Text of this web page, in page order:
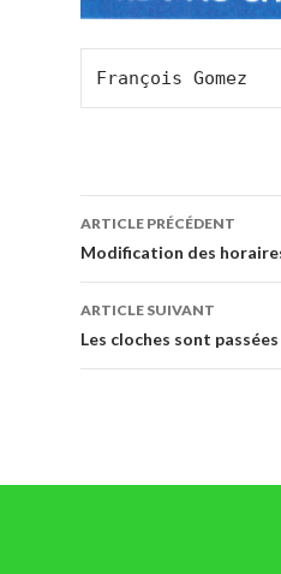
François Gomez
Navigation
des
articles
ARTICLE PRÉCÉDENT
Modification des
ARTICLE SUIVANT
Les cloches sont